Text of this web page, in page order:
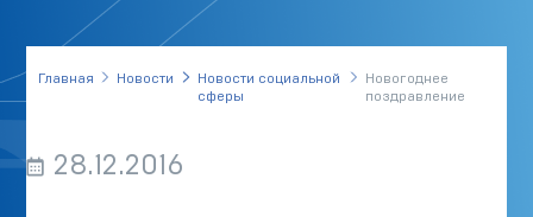
Главная Новости
Новости социальной
сферы
Новогоднее
поздравление
28.12.2016